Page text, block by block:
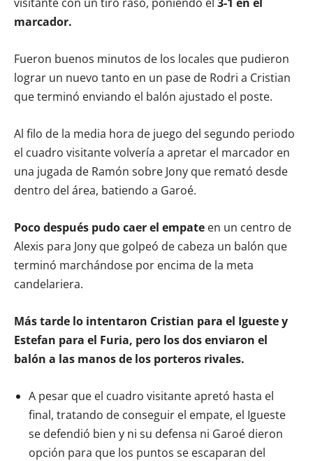
marcador.
Fueron buenos minutos de los locales que pudieron
lograr un nuevo tanto en un pase de Rodri a Cristian
que terminó enviando el balón ajustado el poste.
Al filo de la media hora de juego del segundo periodo
el cuadro visitante volvería a apretar el marcador en
una jugada de Ramón sobre Jony que remató desde
dentro del área, batiendo a Garoé.
Poco después pudo caer el empate en un centro de
Alexis para Jony que golpeó de cabeza un balón que
terminó marchándose por encima de la meta
candelariera.
Más tarde lo intentaron Cristian para el Igueste y
Estefan para el Furia, pero los dos enviaron el
balón a las manos de los porteros rivales.
A pesar que el cuadro visitante apretó hasta el
final, tratando de conseguir el empate, el Igueste
se defendió bien y ni su defensa ni Garoé dieron
opción para que los puntos se escaparan del